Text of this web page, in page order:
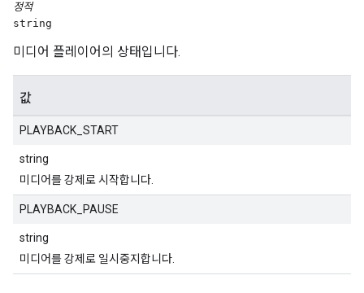
정적
string
미디어 플레이어의 상태입니다.
값
PLAYBACK_START
string
미디어를 강제로 시작합니다.
PLAYBACK_PAUSE
string
미디어를 강제로 일시중지합니다.